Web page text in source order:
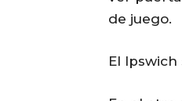
de juego.
El